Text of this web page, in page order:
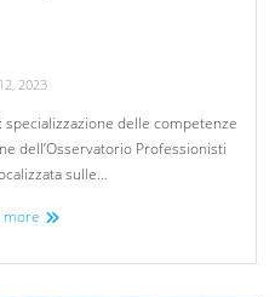
2023
delle competenze
dell’Osservatorio Professionisti
sulle…
more